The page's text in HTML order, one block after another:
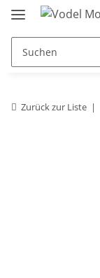
Zurück zur Liste